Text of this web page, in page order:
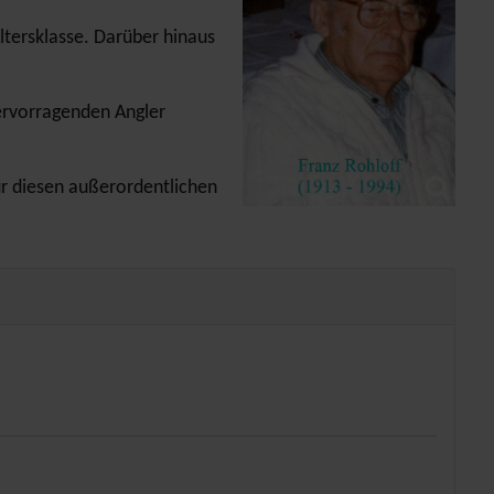
Darüber hinaus
Angler
diesen außerordentlichen